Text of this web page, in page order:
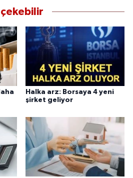
çekebilir
Halka arz: Borsaya 4 yeni
şirket geliyor